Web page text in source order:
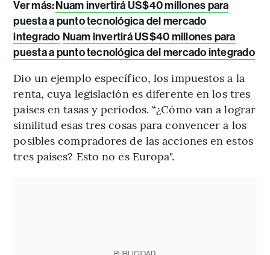
Ver más:Nuam invertirá US$40 millones para
puesta a punto tecnológica del mercado
integrado Nuam invertirá US$40 millones para
puesta a punto tecnológica del mercado integrado
Dio un ejemplo específico, los impuestos a la
renta, cuya legislación es diferente en los tres
países en tasas y períodos. “¿Cómo van a lograr
similitud esas tres cosas para convencer a los
posibles compradores de las acciones en estos
tres países? Esto no es Europa".